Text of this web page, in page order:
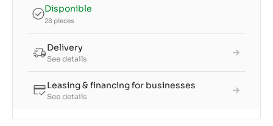
Disponible
28 pieces
Delivery
See details
Leasing & financing for businesses
See details